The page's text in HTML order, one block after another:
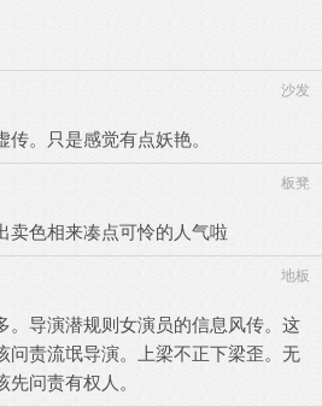
沙发
。只是感觉有点妖艳。
板凳
卖色相来凑点可怜的人气啦
地板
。导演潜规则女演员的信息风传。这
问责流氓导演。上梁不正下梁歪。无
问责有权人。